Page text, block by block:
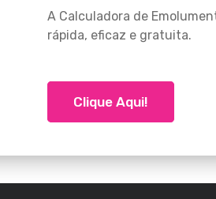
A Calculadora de
rápida, eficaz e gratuita.
Clique Aqui!